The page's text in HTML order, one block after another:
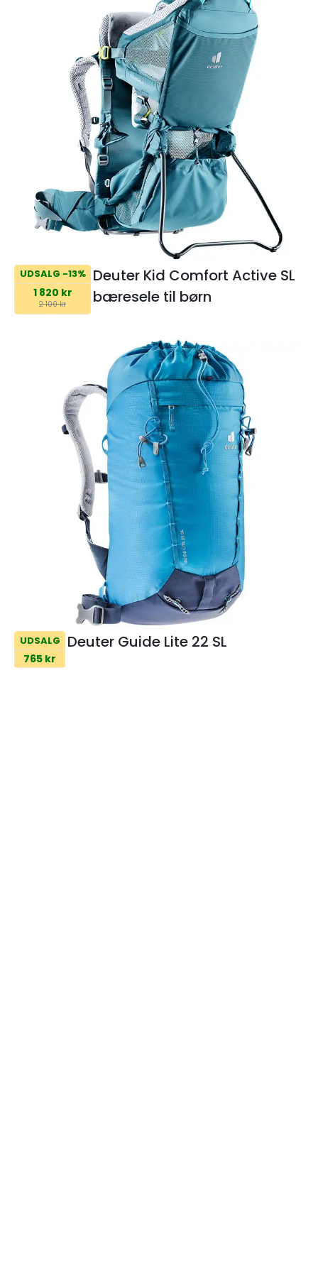
UDSALG -13%
1 820 kr
2 100 kr
Deuter Kid Comfort Active SL
bæresele til børn
UDSALG
765 kr
Deuter Guide Lite 22 SL